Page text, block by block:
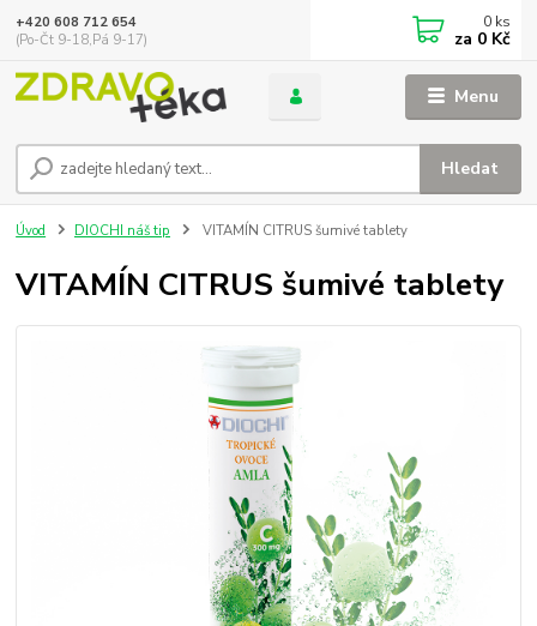
Menu
Hledat
+420 608 712 654
(Po-Čt 9-18,Pá 9-17)
0 ks
za 0 Kč
Úvod DIOCHI náš tip VITAMÍN CITRUS šumivé tablety
VITAMÍN CITRUS šumivé tablety